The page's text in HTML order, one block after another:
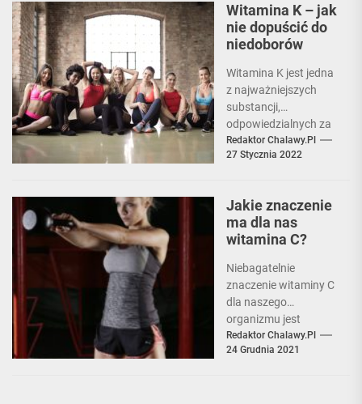
tych,...
Witamina K – jak
nie dopuścić do
niedoborów
Witamina K jest jedna
z najważniejszych
substancji,
odpowiedzialnych za
prawidłowe
funkcjonowanie
dokładnie, jakie jest jej
działanie,...
Redaktor Chalawy.pl
27 Stycznia 2022
Jakie znaczenie
ma dla nas
witamina C?
Niebagatelnie
znaczenie witaminy C
dla naszego
organizmu jest
oczywiste dla
większości osób,
Redaktor Chalawy.pl
24 Grudnia 2021